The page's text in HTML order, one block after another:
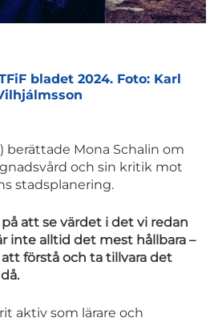
bladet 2024. Foto: Karl
berättade Mona Schalin om
och sin kritik mot
stadsplanering.
att se värdet i det vi redan
inte alltid det mest hållbara –
förstå och ta tillvara det
aktiv som lärare och